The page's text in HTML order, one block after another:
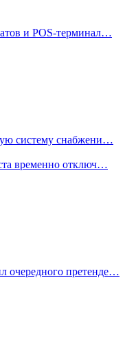
и POS-терминал…
систему снабжени…
временно отключ…
очередного претенде…